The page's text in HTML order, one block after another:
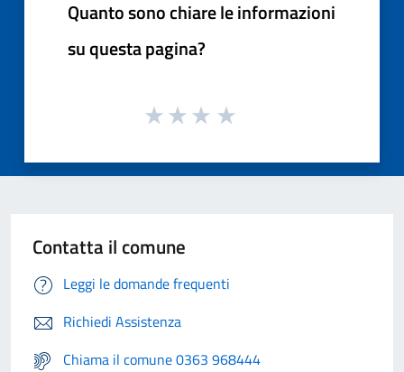
Quanto sono chiare le informazioni
su questa pagina?
Contatta il comune
Leggi le domande frequenti
Richiedi Assistenza
Chiama il comune 0363 968444